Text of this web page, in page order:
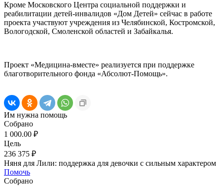
Кроме Московского Центра социальной поддержки и
реабилитации детей-инвалидов «Дом Детей» сейчас в работе
проекта участвуют учреждения из Челябинской, Костромской,
Вологодской, Смоленской областей и Забайкалья.
Проект «Медицина-вместе» реализуется при поддержке
благотворительного фонда «Абсолют-Помощь».
Им нужна помощь
Собрано
1 000.00 ₽
Цель
236 375 ₽
Няня для Лили: поддержка для девочки с сильным характером
Помочь
Собрано